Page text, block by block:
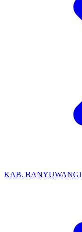
KAB. BANYUWANGI